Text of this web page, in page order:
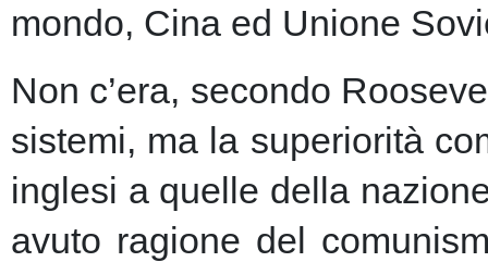
mondo, Cina ed Unione
Non c’era, secondo
sistemi, ma la superiorità
inglesi a quelle della
avuto ragione del